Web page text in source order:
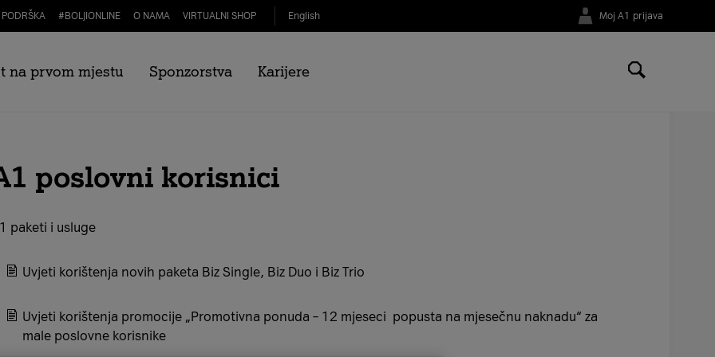
PODRŠKA # BOLJIONLINE O NAMA VIRTUALNI SHOP English Moj A1 prijava
na prvom mjestu Sponzorstva Karijere
poslovni korisnici
paketi i usluge
Uvjeti korištenja novih paketa Biz Single, Biz Duo i Biz Trio
Uvjeti korištenja promocije „Promotivna ponuda – 12 mjeseci popusta na mjesečnu naknadu“ za
male poslovne korisnike